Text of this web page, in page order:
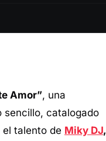
Amor”, una
sencillo, catalogado
talento de Miky DJ,